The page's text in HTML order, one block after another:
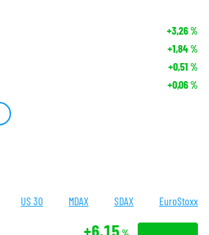
+3,26%
+1,84%
+0,51 %
+0,06%
US 30 MDAX SDAX EuroStoxx
+6,15